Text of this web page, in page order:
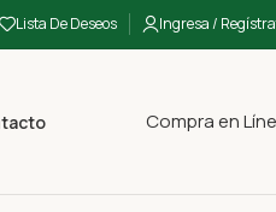
Lista De Deseos Ingresa /
Compra en